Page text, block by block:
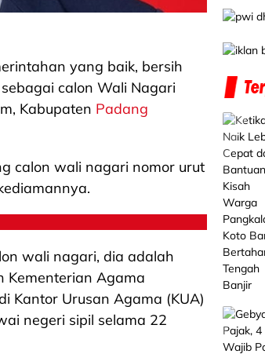
yang baik, bersih
calon Wali Nagari
Kabupaten Padang
calon wali nagari nomor urut
wali nagari, dia adalah
Kementerian Agama
Kantor Urusan Agama (KUA)
negeri sipil selama 22